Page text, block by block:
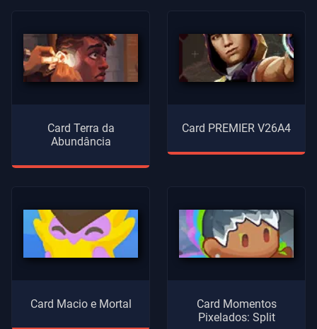
Card Terra da
Abundância
Card PREMIER V26A4
Card Macio e Mortal
Card Momentos
Pixelados: Split